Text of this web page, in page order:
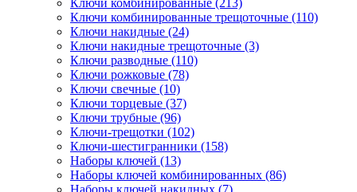
Ключи комбинированные трещоточные (110)
Ключи накидные (24)
Ключи накидные трещоточные (3)
Ключи разводные (110)
Ключи рожковые (78)
Ключи свечные (10)
Ключи торцевые (37)
Ключи трубные (96)
Ключи-трещотки (102)
Ключи-шестигранники (158)
Наборы ключей (13)
Наборы ключей комбинированных (86)
Наборы ключей накидных (7)